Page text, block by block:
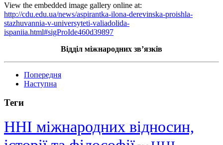
View the embedded image gallery online at:
http://cdu.edu.ua/news/aspirantka-ilona-derevinska-proishla-
stazhuvannia-v-universyteti-valiadolida-
ispaniia.html#sigProIde460d39897
Відділ міжнародних зв’язків
Попередня
Наступна
Теги
ННІ міжнародних відносин,